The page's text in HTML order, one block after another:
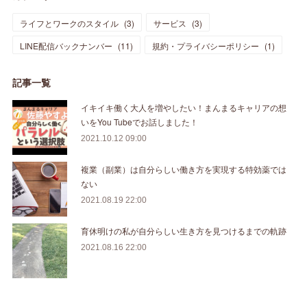
ライフとワークのスタイル (3) サービス (3)
LINE配信バックナンバー (11) 規約・プライバシーポリシー (1)
記事一覧
イキイキ働く大人を増やしたい！まんまるキャリアの想
いをYou Tubeでお話しました！
2021.10.12 09:00
複業（副業）は自分らしい働き方を実現する特効薬では
ない
2021.08.19 22:00
育休明けの私が自分らしい生き方を見つけるまでの軌跡
2021.08.16 22:00